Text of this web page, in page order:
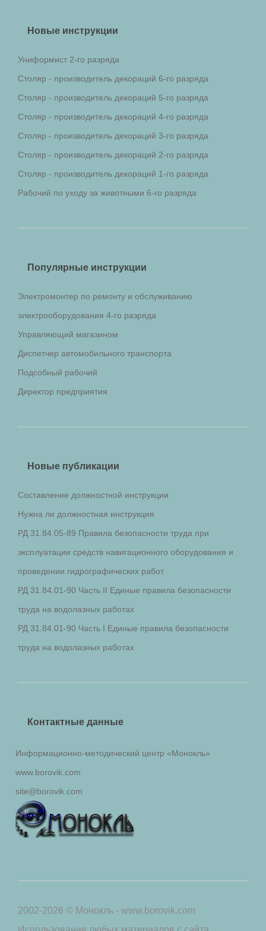
Новые инструкции
Униформист 2-го разряда
Столяр - производитель декораций 6-го разряда
Столяр - производитель декораций 5-го разряда
Столяр - производитель декораций 4-го разряда
Столяр - производитель декораций 3-го разряда
Столяр - производитель декораций 2-го разряда
Столяр - производитель декораций 1-го разряда
Рабочий по уходу за животными 6-го разряда
Популярные инструкции
Электромонтер по ремонту и обслуживанию
электрооборудования 4-го разряда
Управляющий магазином
Диспетчер автомобильного транспорта
Подсобный рабочий
Директор предприятия
Новые публикации
Составление должностной инструкции
Нужна ли должностная инструкция
РД 31.84.05-89 Правила безопасности труда при
эксплуатации средств навигационного оборудования и
проведении гидрографических работ
РД 31.84.01-90 Часть II Единые правила безопасности
труда на водолазных работах
РД 31.84.01-90 Часть I Единые правила безопасности
труда на водолазных работах
Контактные данные
Информационно-методический центр «Монокль»
www.borovik.com
site@borovik.com
2002-2026 © Монокль - www.borovik.com